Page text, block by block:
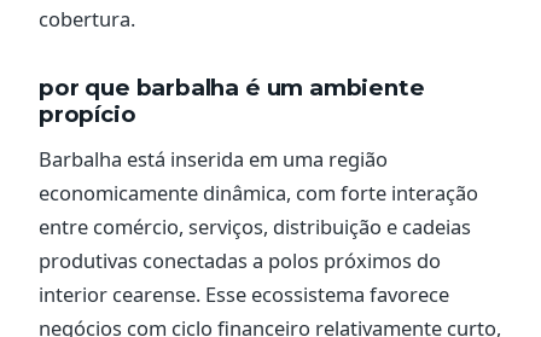
cobertura.
por que barbalha é um ambiente
propício
Barbalha está inserida em uma região
economicamente dinâmica, com forte interação
entre comércio, serviços, distribuição e cadeias
produtivas conectadas a polos próximos do
interior cearense. Esse ecossistema favorece
negócios com ciclo financeiro relativamente curto,